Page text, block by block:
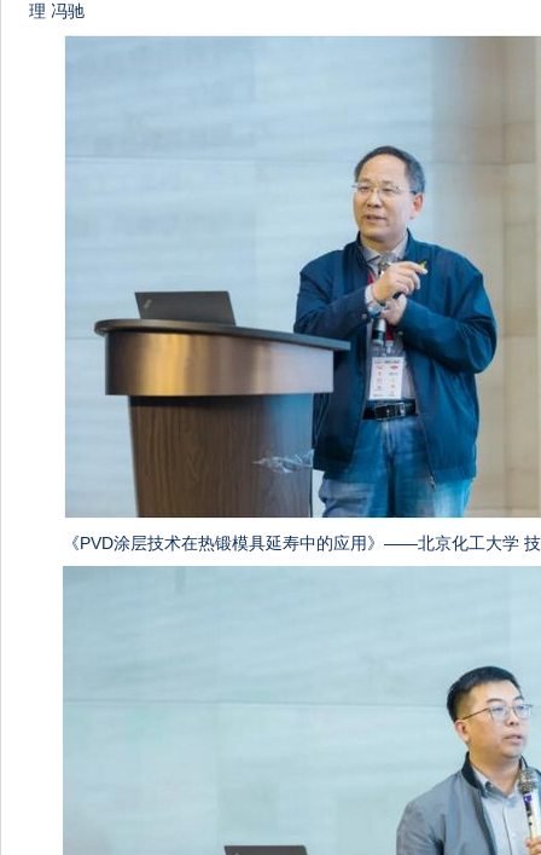
理 冯驰
《PVD涂层技术在热锻模具延寿中的应用》——北京化工大学